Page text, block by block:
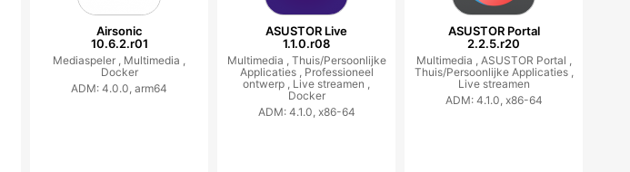
Airsonic
10.6.2.r01
Mediaspeler , Multimedia ,
Docker
ADM: 4.0.0, arm64
ASUSTOR Live
1.1.0.r08
Multimedia , Thuis/Persoonlijke
Applicaties , Professioneel
ontwerp , Live streamen ,
Docker
ADM: 4.1.0, x86-64
ASUSTOR Portal
2.2.5.r20
Multimedia , ASUSTOR Portal ,
Thuis/Persoonlijke Applicaties ,
Live streamen
ADM: 4.1.0, x86-64